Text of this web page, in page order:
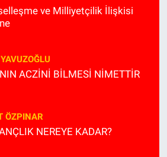
ve Milliyetçilik İlişkisi
ACZİNİ BİLMESİ NİMETTİR
ÖZPINAR
NEREYE KADAR?